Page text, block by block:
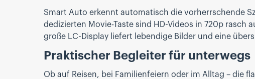
Smart Auto erkennt automatisch die vorherrschende
dedizierten Movie-Taste sind HD-Videos in 720p
große LC-Display liefert lebendige Bilder und eine
Praktischer Begleiter für unterwegs
Ob auf Reisen, bei Familienfeiern oder im Alltag – die